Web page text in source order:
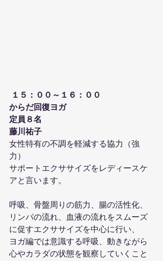
１５：００～１６：００
からだ回復ヨガ
定員８名
藤川祐子
女性特有の不調を軽減する協力（強
力）
サポートエクササイズをレディースケ
アと言います。
呼吸、骨盤周りの筋力、腸の活性化、
リンパの流れ、血液の流れをスムーズ
に促すエクササイズを中心に行い、
ヨガ編では意識する呼吸、動きながら
心やカラダの状態を観察していくこと